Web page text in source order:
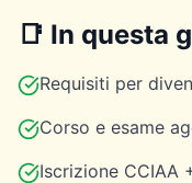
📑 In questa
Requisiti per
Corso e esame
Iscrizione CCIAA